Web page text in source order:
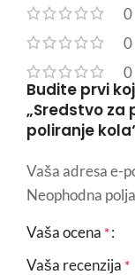
0
0
0
Budite prvi
„Sredstvo za
poliranje
Vaša adresa e-
Neophodna
Vaša ocena *
Vaša recenzija *